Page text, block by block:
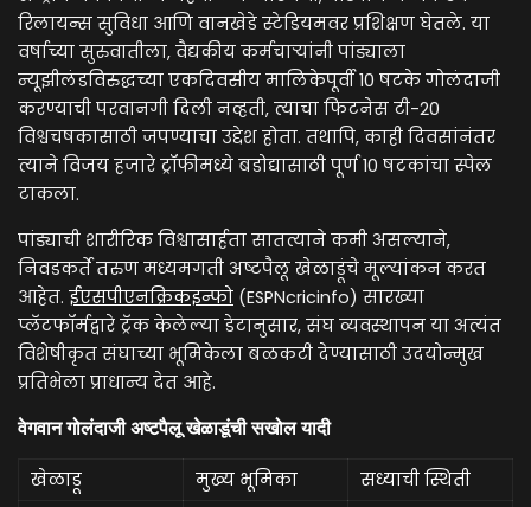
रिलायन्स सुविधा आणि वानखेडे स्टेडियमवर प्रशिक्षण घेतले. या
वर्षाच्या सुरुवातीला, वैद्यकीय कर्मचाऱ्यांनी पांड्याला
न्यूझीलंडविरुद्धच्या एकदिवसीय मालिकेपूर्वी 10 षटके गोलंदाजी
करण्याची परवानगी दिली नव्हती, त्याचा फिटनेस टी-20
विश्वचषकासाठी जपण्याचा उद्देश होता. तथापि, काही दिवसांनंतर
त्याने विजय हजारे ट्रॉफीमध्ये बडोद्यासाठी पूर्ण 10 षटकांचा स्पेल
टाकला.
पांड्याची शारीरिक विश्वासार्हता सातत्याने कमी असल्याने,
निवडकर्ते तरुण मध्यमगती अष्टपैलू खेळाडूंचे मूल्यांकन करत
आहेत. ईएसपीएनक्रिकइन्फो (ESPNcricinfo) सारख्या
प्लॅटफॉर्मद्वारे ट्रॅक केलेल्या डेटानुसार, संघ व्यवस्थापन या अत्यंत
विशेषीकृत संघाच्या भूमिकेला बळकटी देण्यासाठी उदयोन्मुख
प्रतिभेला प्राधान्य देत आहे.
वेगवान गोलंदाजी अष्टपैलू खेळाडूंची सखोल यादी
खेळाडू मुख्य भूमिका सध्याची स्थिती